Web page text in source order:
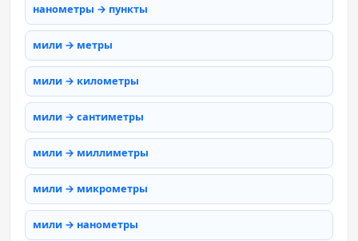
нанометры → пункты
мили → метры
мили → километры
мили → сантиметры
мили → миллиметры
мили → микрометры
мили → нанометры